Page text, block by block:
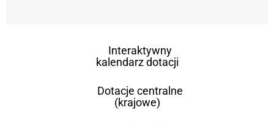
Interaktywny
kalendarz dotacji
Dotacje centralne
(krajowe)